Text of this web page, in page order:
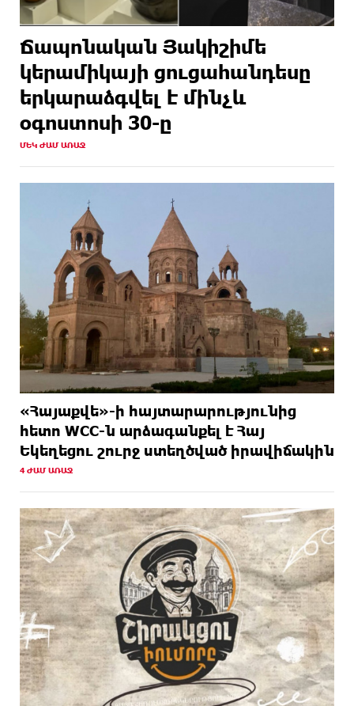
Ճապոնական Յակիշիմե
կերամիկայի ցուցահանդեսը
երկարաձգվել է մինչև
օգոստոսի 30-ը
ՄԵԿ ԺԱՄ ԱՌԱՋ
«Հայաքվե»-ի հայտարարությունից
հետո WCC-ն արձագանքել է Հայ
Եկեղեցու շուրջ ստեղծված իրավիճակին
4 ԺԱՄ ԱՌԱՋ